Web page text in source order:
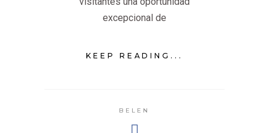
excepcional de
KEEP READING...
BELEN